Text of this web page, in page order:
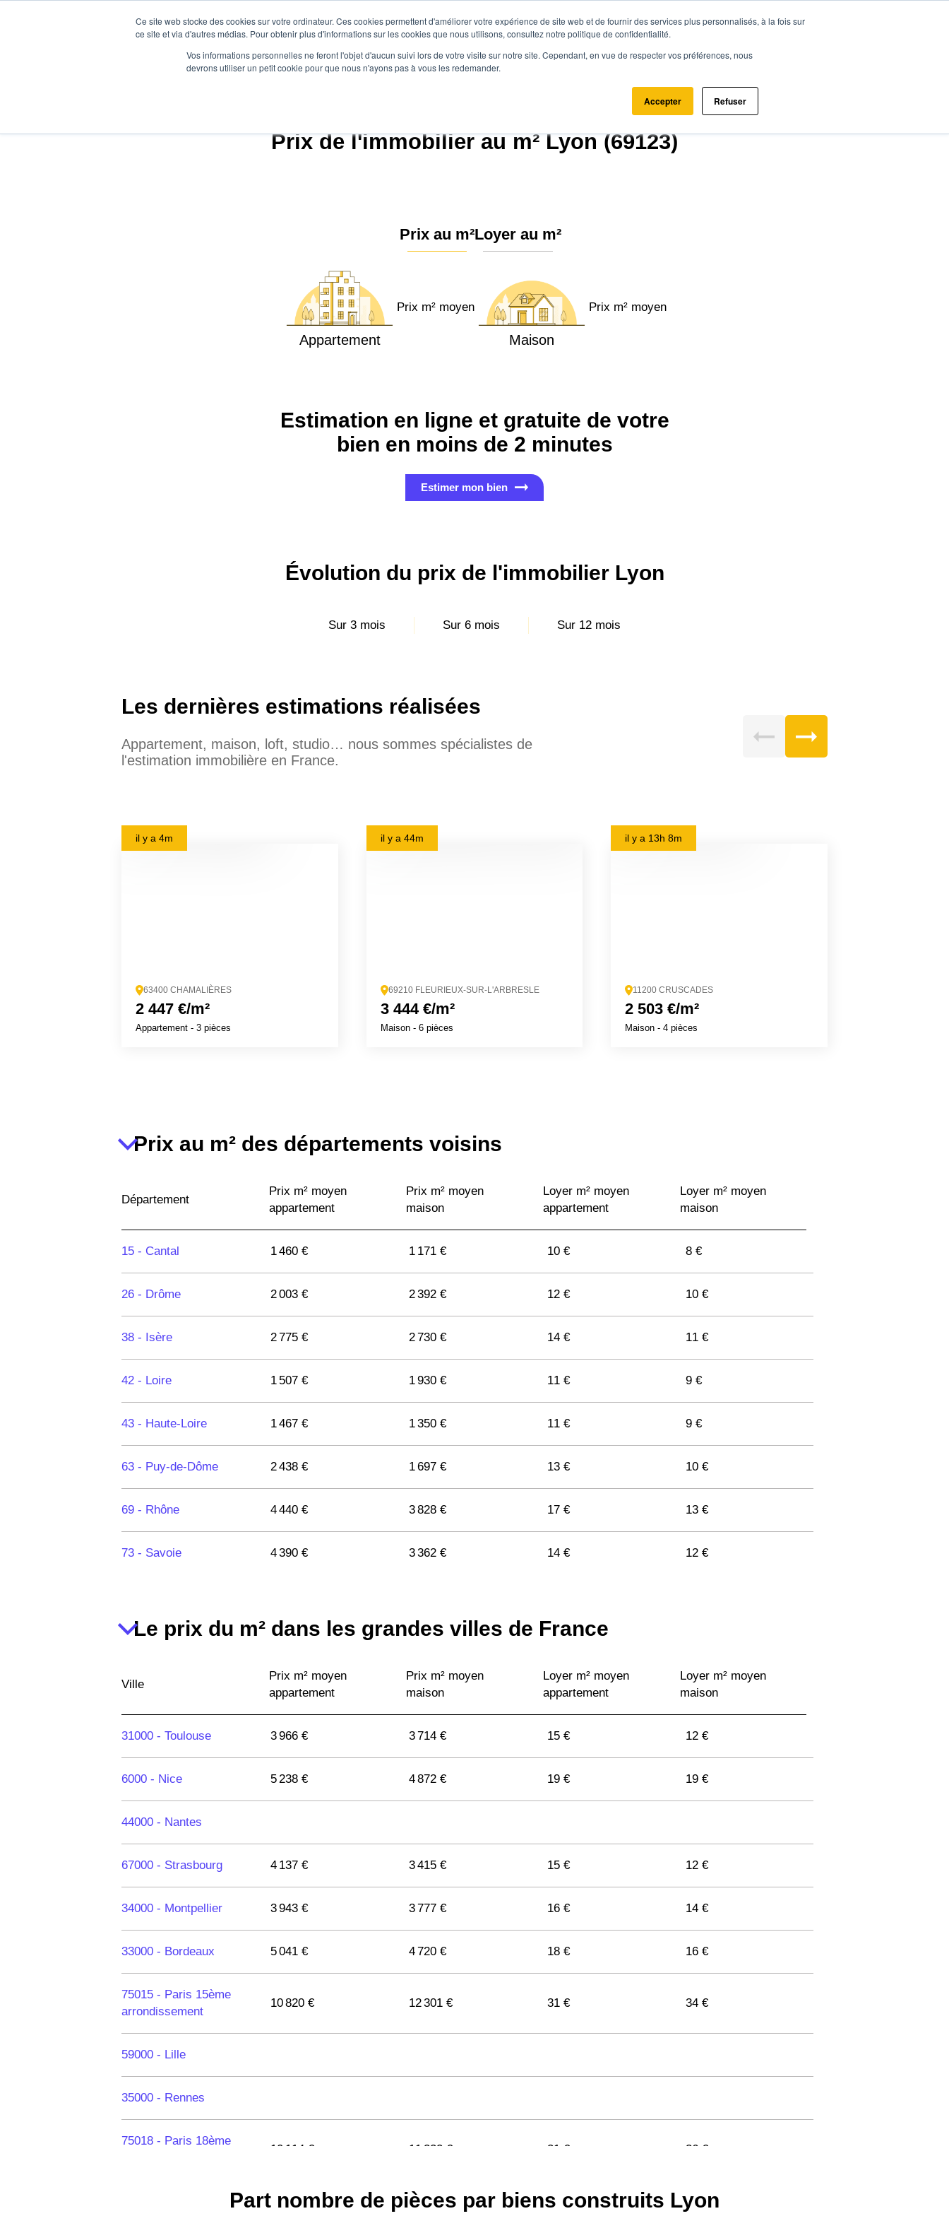
Ce site web stocke des cookies sur votre ordinateur. Ces cookies permettent d'améliorer votre expérience de site web et de fournir des services plus personnalisés, à la fois sur
ce site et via d'autres médias. Pour obtenir plus d'informations sur les cookies que nous utilisons, consultez notre politique de confidentialité.
Vos informations personnelles ne feront l'objet d'aucun suivi lors de votre visite sur notre site. Cependant, en vue de respecter vos préférences, nous
devrons utiliser un petit cookie pour que nous n'ayons pas à vous les redemander.
Accepter Refuser
Prix immobilier Vendre avec Agence.immo
Prix de l'immobilier au m² Lyon (69123)
Prix au m²
Appartement
Prix m² moyen
Loyer au m²
Maison
Prix m² moyen
Estimation en ligne et gratuite de votre
bien en moins de 2 minutes
Estimer mon bien
Évolution du prix de l'immobilier Lyon
Sur 3 mois Sur 6 mois Sur 12 mois
Les dernières estimations réalisées
Appartement, maison, loft, studio… nous sommes spécialistes de
l'estimation immobilière en France.
il y a 4m
63400 CHAMALIÈRES
2 447 €/m²
Appartement - 3 pièces
il y a 44m
69210 FLEURIEUX-SUR-L'ARBRESLE
3 444 €/m²
Maison- 6 pièces
il y a 13h 8m
11200 CRUSCADES
2 503 €/m²
Maison - 4 pièces
Prix au m² des départements voisins
Département
Prix m² moyen
appartement
Prix m² moyen
maison
Loyer m² moyen
appartement
Loyer m² moyen
maison
15 - Cantal 1 460 € 1 171 € 10 € 8 €
26 - Drôme 2 003 € 2 392 € 12 € 10 €
38 - Isère 2 775 € 2 730 € 14 € 11 €
42 - Loire 1 507 € 1 930 € 11 € 9 €
43 - Haute-Loire 1 467 € 1 350 € 11 € 9 €
63 - Puy-de-Dôme 2 438 € 1 697 € 13 € 10 €
69 - Rhône 4 440 € 3 828 € 17 € 13 €
73 - Savoie 4 390 € 3 362 € 14 € 12 €
Le prix du m² dans les grandes villes de France
Ville
Prix m² moyen
appartement
Prix m² moyen
maison
Loyer m² moyen
appartement
Loyer m² moyen
maison
31000 - Toulouse 3 966 € 3 714 € 15 € 12 €
6000 - Nice 5 238 € 4 872 € 19 € 19 €
44000 - Nantes
67000 - Strasbourg 4 137 € 3 415 € 15 € 12 €
34000 - Montpellier 3 943 € 3 777 € 16 € 14 €
33000 - Bordeaux 5 041 € 4 720 € 18 € 16 €
75015 - Paris 15ème
arrondissement
10 820 € 12 301 € 31 € 34 €
59000 - Lille
35000 - Rennes
75018 - Paris 18ème
10 114 € 11 322 € 31 € 36 €
9 623 € 11 141 € 29 € 33 €
Part nombre de pièces par biens construits Lyon